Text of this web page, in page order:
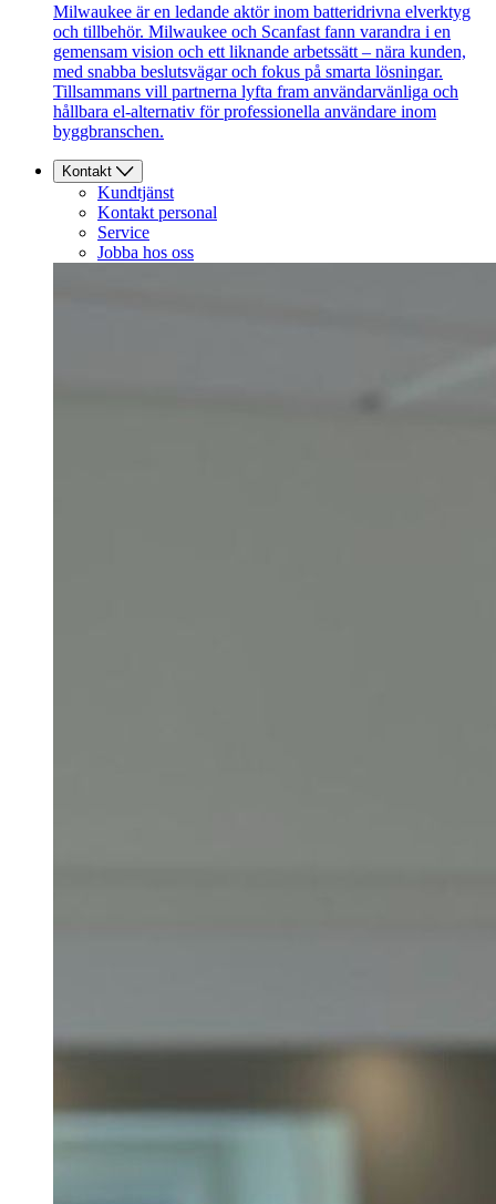
Milwaukee är en ledande aktör inom batteridrivna elverktyg
och tillbehör. Milwaukee och Scanfast fann varandra i en
gemensam vision och ett liknande arbetssätt – nära kunden,
med snabba beslutsvägar och fokus på smarta lösningar.
Tillsammans vill partnerna lyfta fram användarvänliga och
hållbara el-alternativ för professionella användare inom
byggbranschen.
Kontakt
Kundtjänst
Kontakt personal
Service
Jobba hos oss